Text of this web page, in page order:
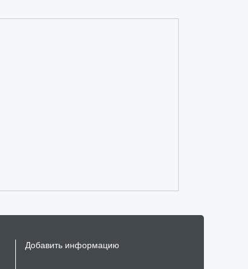
Добавить информацию